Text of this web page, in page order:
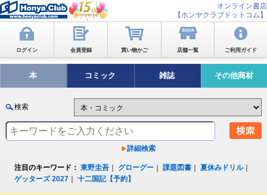
オンライン書店
【ホンヤクラブドットコム】
ログイン 会員登録 買い物かご 店舗一覧 ご利用ガイド
本 コミック 雑誌 その他商材
検索
詳細検索
注目のキーワード： 東野圭吾 グローグー ｜課題図書 ｜夏休みドリル｜
ゲッターズ 2027 ｜十二国記【予約】